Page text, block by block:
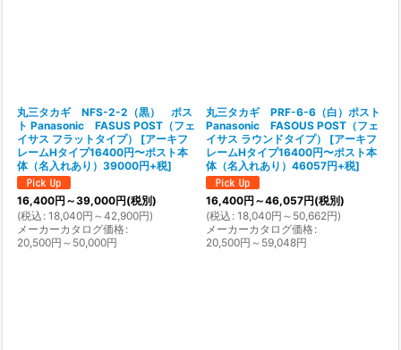
丸三タカギ NFS-2-2（黒） ポス
ト Panasonic FASUS POST（フェ
イサス フラットタイプ）
[アーキフ
レームHタイプ16400円〜ポスト本
体（名入れあり）39000円+税]
16,400円 ～39,000円(税別)
(税込 : 18,040円 ～42,900円)
メーカーカタログ価格:
20,500円 ～50,000円
丸三タカギ PRF-6-6（白）ポスト
Panasonic FASOUS POST（フェ
イサス ラウンドタイプ）
[アーキフ
レームHタイプ16400円〜ポスト本
体（名入れあり）46057円+税]
16,400円 ～46,057円(税別)
(税込 : 18,040円 ～50,662円)
メーカーカタログ価格:
20,500円 ～59,048円